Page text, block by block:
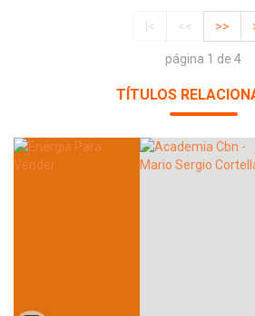
|< << >>
página 1 de 4
TÍTULOS